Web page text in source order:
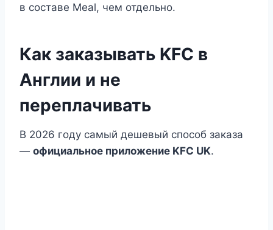
в составе Meal, чем отдельно.
Как заказывать KFC в
Англии и не
переплачивать
В 2026 году самый дешевый способ заказа
— официальное приложение KFC UK.